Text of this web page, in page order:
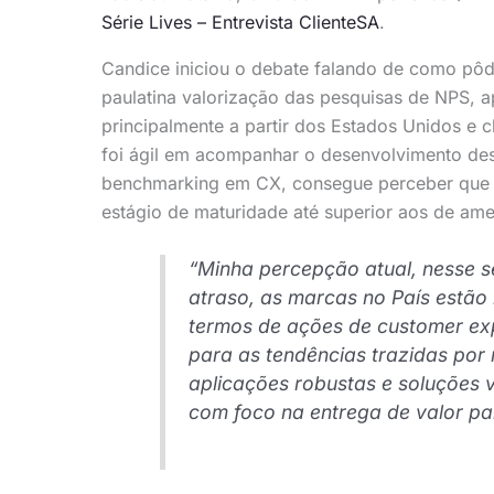
Série Lives – Entrevista ClienteSA.
Candice iniciou o debate falando de como
paulatina valorização das pesquisas de NPS,
principalmente a partir dos Estados Unidos e
foi ágil em acompanhar o desenvolvimento
benchmarking em CX, consegue perceber
estágio de maturidade até superior aos de
“Minha percepção atual, nesse
atraso, as marcas no País
termos de ações de customer
para as tendências trazidas por
aplicações robustas e soluções
com foco na entrega de valor